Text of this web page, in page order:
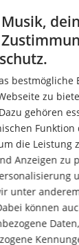
Ja
bestmögliche
zu
gehören
Funktion
die Leistung
Anzeigen zu
unter
können